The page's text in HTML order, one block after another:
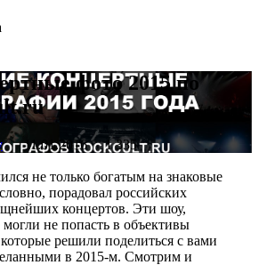
фото 2015 по
11.01.2016 1 335
не только богатым на знаковые
порадовал российских
концертов. Эти шоу,
могли не попасть в объективы
решили поделиться с вами
в 2015-м. Смотрим и